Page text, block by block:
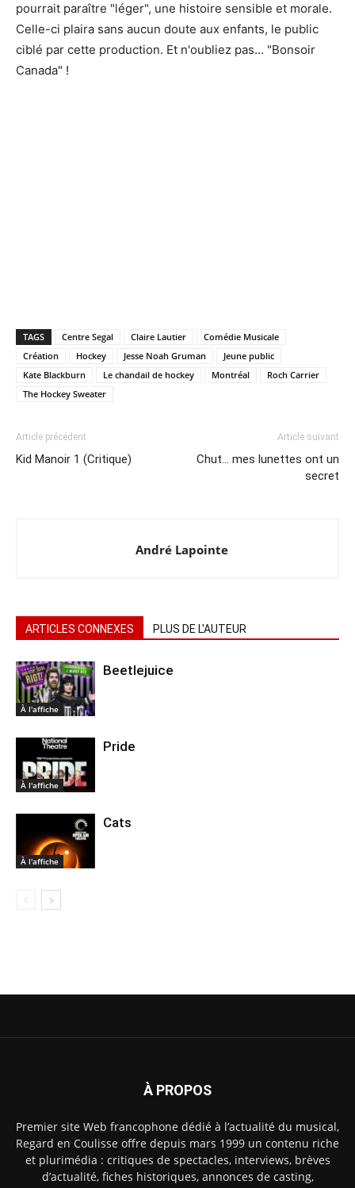
pourrait paraître "léger", une histoire sensible et morale.
Celle-ci plaira sans aucun doute aux enfants, le public
ciblé par cette production. Et n'oubliez pas... "Bonsoir
Canada" !
TAGS Centre Segal Claire Lautier
Comédie Musicale
Création
Hockey Jesse Noah Gruman
Jeune public
Kate Blackburn
Le chandail de hockey Montréal
Roch Carrier
The Hockey Sweater
Article précédent
Kid Manoir 1 (Critique)
Article suivant
Chut… mes lunettes ont un
secret
André Lapointe
ARTICLES CONNEXES PLUS DE L'AUTEUR
À l'affiche
Beetlejuice
À l'affiche
Pride
À l'affiche
Cats
À PROPOS
Premier site Web francophone dédié à l’actualité du musical,
Regard en Coulisse offre depuis mars 1999 un contenu riche
et plurimédia : critiques de spectacles, interviews, brèves
d’actualité, fiches historiques, annonces de casting,